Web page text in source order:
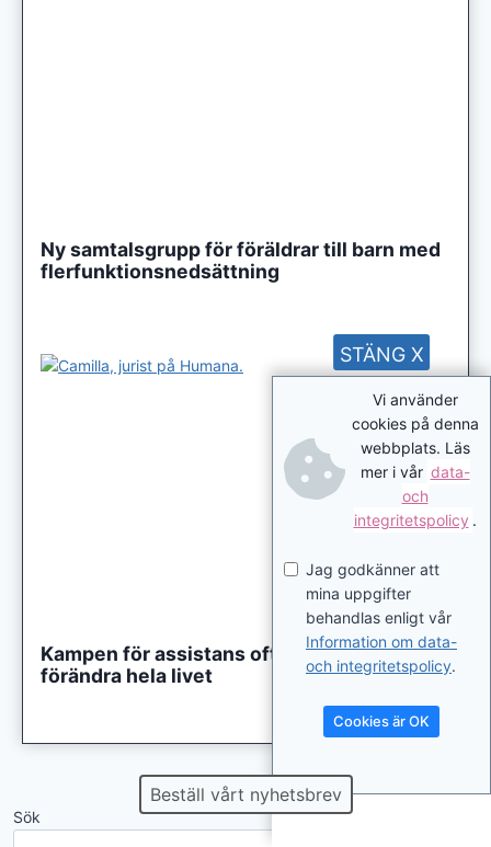
Ny samtalsgrupp för föräldrar till barn med
flerfunktionsnedsättning
Kampen för assistans ofta lång – men kan
förändra hela livet
Sök
Beställ vårt nyhetsbrev
Vi använder
cookies på denna
webbplats. Läs
mer i vår data-
och
integritetspolicy .
Jag godkänner att
mina uppgifter
behandlas enligt vår
Information om data-
och integritetspolicy.
Cookies är OK
STÄNG X